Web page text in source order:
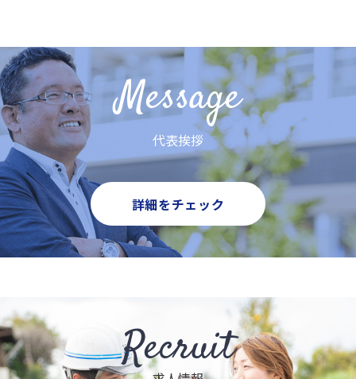
Message
代表挨拶
詳細をチェック
Recruit